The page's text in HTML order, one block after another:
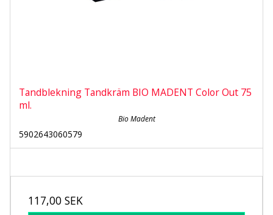
Tandblekning Tandkräm BIO MADENT Color Out 75
ml.
Bio Madent
5902643060579
117,00 SEK